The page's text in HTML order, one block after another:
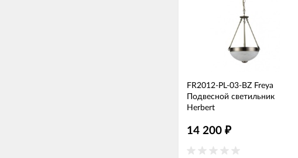
FR2012-PL-03-BZ Freya
Подвесной светильник
Herbert
14 200 ₽